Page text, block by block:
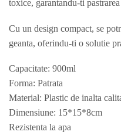
toxice, garantandu-ti
Cu un design compact, se
geanta, oferindu-ti o solutie
Capacitate: 900ml
Forma: Patrata
Material: Plastic de inalta
Dimensiune: 15*15*8cm
Rezistenta la apa